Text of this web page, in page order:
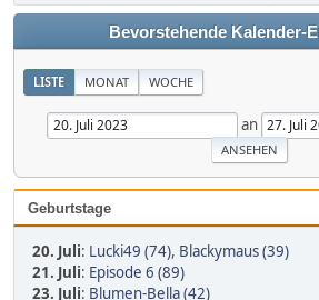
Bevorstehende Kalender-
LISTE MONAT WOCHE
an
Geburtstage
20. Juli: Lucki49 (74), Blackymaus (39)
21. Juli: Episode 6 (89)
23. Juli: Blumen-Bella (42)